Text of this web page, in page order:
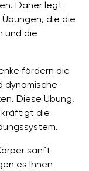
Daher legt
die die
und die
fördern die
dynamische
Diese Übung,
kräftigt die
sanft
es Ihnen